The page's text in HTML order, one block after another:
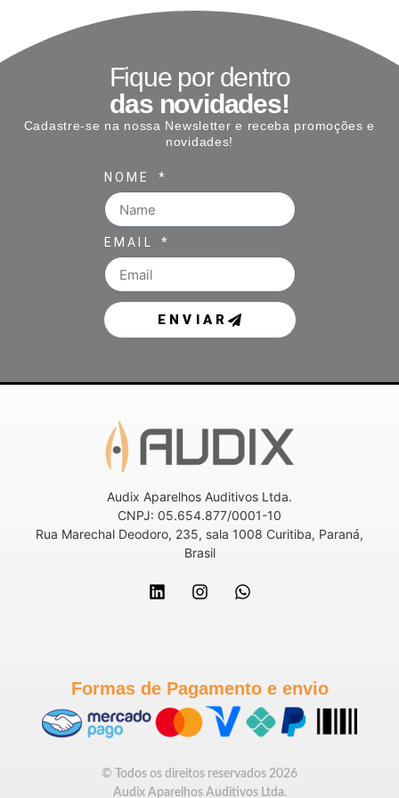
Fique por dentro
das novidades!
Cadastre-se na nossa Newsletter e receba promoções e
novidades!
NOME
EMAIL
ENVIAR
Audix Aparelhos Auditivos Ltda.
CNPJ: 05.654.877/0001-10
Rua Marechal Deodoro, 235, sala 1008 Curitiba, Paraná,
Brasil
Formas de Pagamento e envio
© Todos os direitos reservados 2026
Audix Aparelhos Auditivos Ltda.